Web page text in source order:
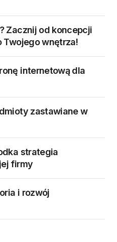
Zacznij od koncepcji
Twojego wnętrza!
internetową dla
zastawiane w
strategia
firmy
i rozwój